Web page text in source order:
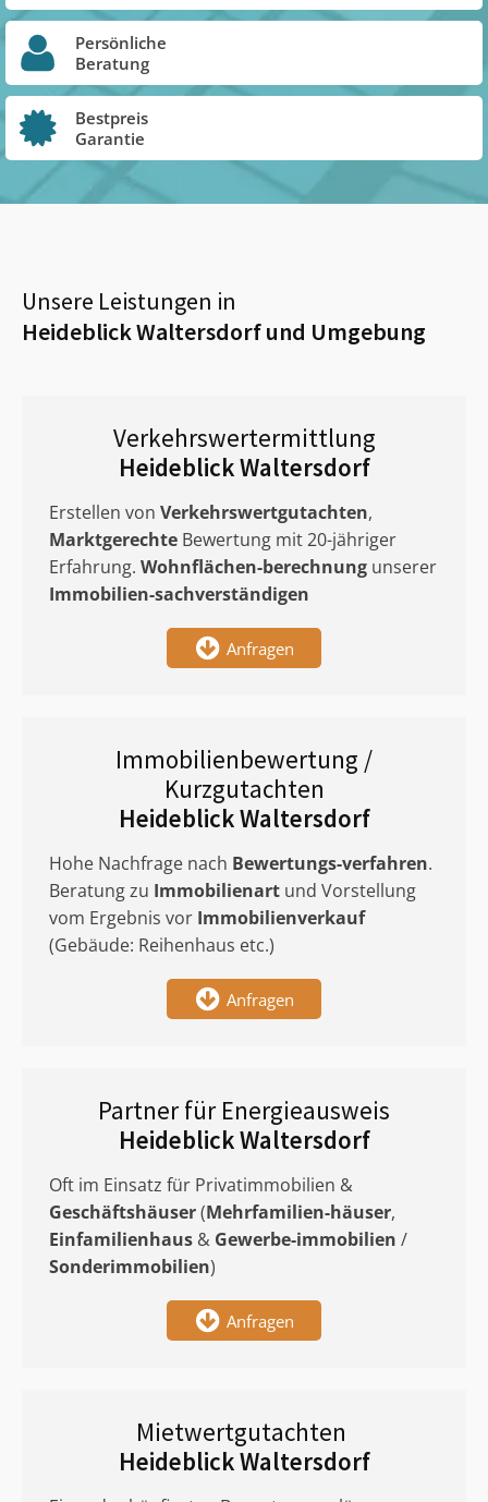
Persönliche
Beratung
Bestpreis
Garantie
Unsere Leistungen in
Heideblick Waltersdorfund Umgebung
Verkehrswertermittlung
Heideblick Waltersdorf
Erstellen von Verkehrswertgutachten,
Marktgerechte Bewertung mit 20-jähriger
Erfahrung. Wohnflächen-berechnung unserer
Immobilien-sachverständigen
Anfragen
Immobilienbewertung /
Kurzgutachten
Heideblick Waltersdorf
Hohe Nachfrage nach Bewertungs-verfahren.
Beratung zu Immobilienart und Vorstellung
vom Ergebnis vor Immobilienverkauf
(Gebäude: Reihenhaus etc.)
Anfragen
Partner für Energieausweis
Heideblick Waltersdorf
Oft im Einsatz für Privatimmobilien &
Geschäftshäuser(Mehrfamilien-häuser,
Einfamilienhaus & Gewerbe-immobilien /
Sonderimmobilien)
Anfragen
Mietwertgutachten
Heideblick Waltersdorf